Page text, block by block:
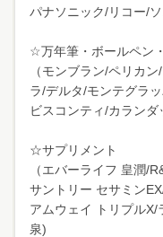
パナソニック/リコー/
☆万年筆・ボールペン
（モンブラン/ペリカ
ラ/デルタ/モンテグラ
ビスコンティ/カランダ
☆サプリメント
（エバーライフ 皇潤/
サントリー セサミン
アムウェイ トリプル
泉)